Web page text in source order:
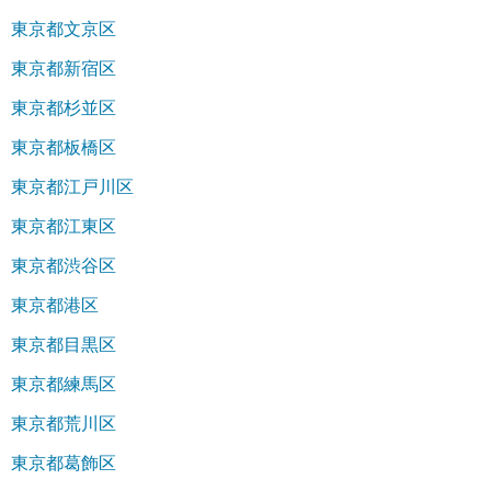
東京都文京区
東京都新宿区
東京都杉並区
東京都板橋区
東京都江戸川区
東京都江東区
東京都渋谷区
東京都港区
東京都目黒区
東京都練馬区
東京都荒川区
東京都葛飾区